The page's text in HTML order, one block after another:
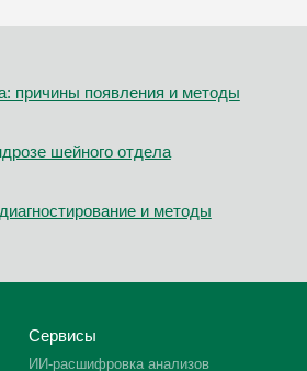
причины появления и методы
шейного отдела
и методы
Сервисы
ИИ-расшифровка анализов